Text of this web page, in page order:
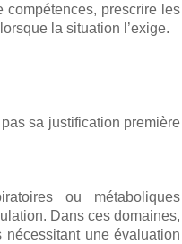
prescrire les
la situation l’exige.
sa justification première
ou métaboliques
Dans ces domaines,
une évaluation